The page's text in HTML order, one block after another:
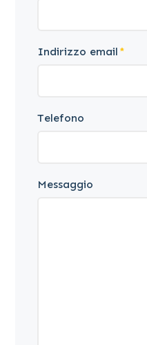
Indirizzo email
Telefono
Messaggio